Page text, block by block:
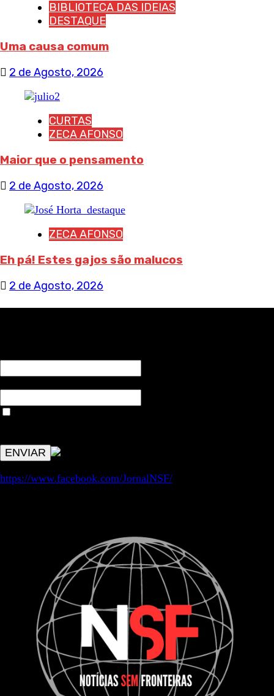
BIBLIOTECA DAS IDEIAS
DESTAQUE
Uma causa comum
2 de Agosto, 2026
CURTAS
ZECA AFONSO
Maior que o pensamento
2 de Agosto, 2026
ZECA AFONSO
Eh pá! Estes gajos são malucos
2 de Agosto, 2026
https://www.facebook.com/JornalNSF/